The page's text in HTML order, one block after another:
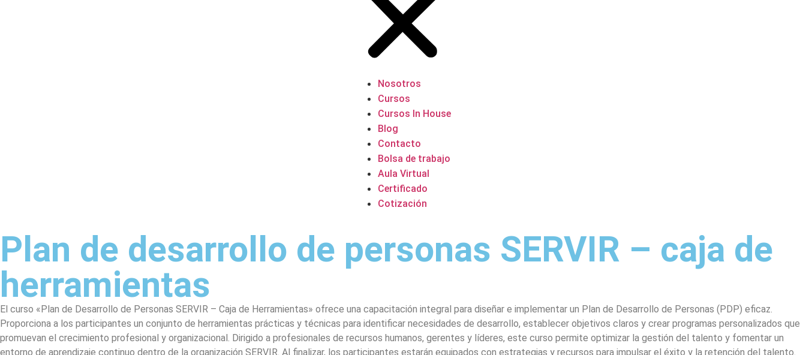
Nosotros
Cursos
Cursos In House
Blog
Contacto
Bolsa de trabajo
Aula Virtual
Certificado
Cotización
Plan de desarrollo de personas SERVIR – caja de
herramientas
El curso «Plan de Desarrollo de Personas SERVIR – Caja de Herramientas» ofrece una capacitación integral para diseñar e implementar un Plan de Desarrollo de Personas (PDP) eficaz.
Proporciona a los participantes un conjunto de herramientas prácticas y técnicas para identificar necesidades de desarrollo, establecer objetivos claros y crear programas personalizados que
promuevan el crecimiento profesional y organizacional. Dirigido a profesionales de recursos humanos, gerentes y líderes, este curso permite optimizar la gestión del talento y fomentar un
entorno de aprendizaje continuo dentro de la organización SERVIR. Al finalizar, los participantes estarán equipados con estrategias y recursos para impulsar el éxito y la retención del talento.